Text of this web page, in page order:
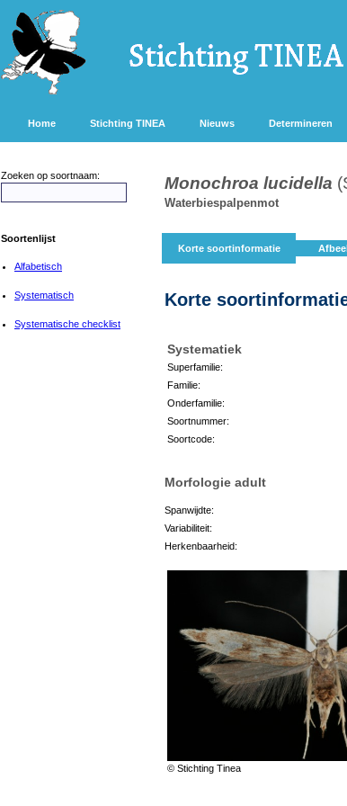
Home Stichting TINEA Nieuws Determineren
Zoeken op soortnaam:
Soortenlijst
Alfabetisch
Systematisch
Systematische checklist
Monochroa lucidella
Waterbiespalpenmot
Korte soortinformatie
Korte
Systematiek
Superfamilie:
Familie:
Onderfamilie:
Soortnummer:
Soortcode:
Morfologie adult
Spanwijdte:
Variabiliteit:
Herkenbaarheid:
© Stichting Tinea